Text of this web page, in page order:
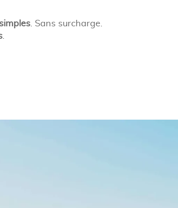
. Sans surcharge.
.